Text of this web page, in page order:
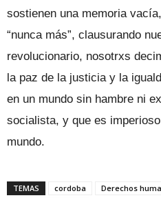
sostienen una memoria
“nunca más”, clausurando
revolucionario, nosotrxs
la paz de la justicia y la
en un mundo sin hambre ni
socialista, y que es
mundo.
TEMAS cordoba Derechos